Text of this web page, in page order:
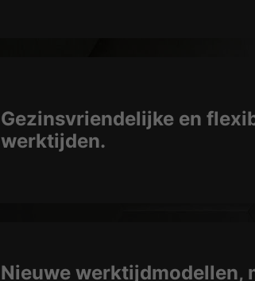
Gezinsvriendelijke en
werktijden.
Nieuwe werktijdmodellen,